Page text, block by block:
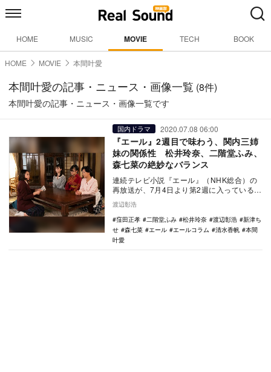
HOME MUSIC MOVIE TECH BOOK
HOME MOVIE 本間叶愛
本間叶愛の記事・ニュース・画像一覧 (8件)
本間叶愛の記事・ニュース・画像一覧です
国内ドラマ 2020.07.08 06:00
『エール』2週目で味わう、関内三姉
妹の関係性 松井玲奈、二階堂ふみ、
森七菜の絶妙なバランス
連続テレビ小説『エール』（NHK総合）の
再放送が、7月4日より第2週に入っている。
第1週、裕一（石田星空）の子供時代に続
き…
渡辺彰浩
窪田正孝
二階堂ふみ 松井玲奈 渡辺彰浩
新津ち
せ
森七菜 エール エールコラム 清水香帆
本間
叶愛